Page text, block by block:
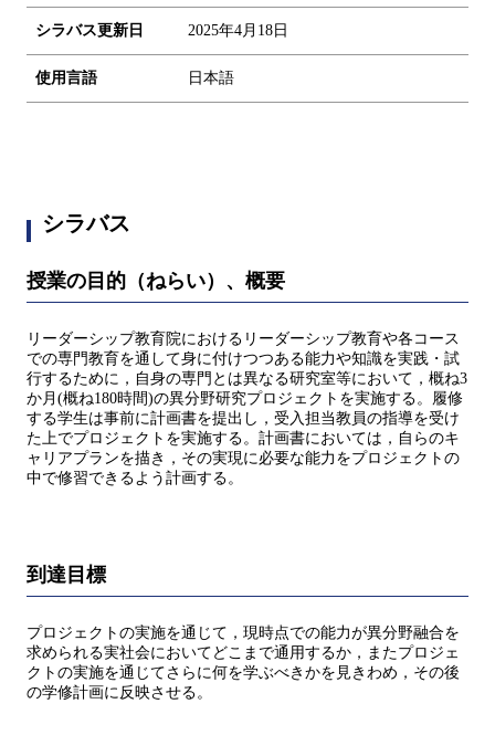
シラバス更新日 2025年4月18日
使用言語 日本語
シラバス
授業の目的（ねらい）、概要
リーダーシップ教育院におけるリーダーシップ教育や各コース
での専門教育を通して身に付けつつある能力や知識を実践・試
行するために，自身の専門とは異なる研究室等において，概ね3
か月(概ね180時間)の異分野研究プロジェクトを実施する。履修
する学生は事前に計画書を提出し，受入担当教員の指導を受け
た上でプロジェクトを実施する。計画書においては，自らのキ
ャリアプランを描き，その実現に必要な能力をプロジェクトの
中で修習できるよう計画する。
到達目標
プロジェクトの実施を通じて，現時点での能力が異分野融合を
求められる実社会においてどこまで通用するか，またプロジェ
クトの実施を通じてさらに何を学ぶべきかを見きわめ，その後
の学修計画に反映させる。